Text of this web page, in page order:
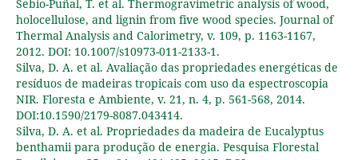
Sebio-Puñal, T. et al. Thermogravimetric analysis of wood,
holocellulose, and lignin from five wood species. Journal of
Thermal Analysis and Calorimetry, v. 109, p. 1163-1167,
2012. DOI: 10.1007/s10973-011-2133-1.
Silva, D. A. et al. Avaliação das propriedades energéticas de
resíduos de madeiras tropicais com uso da espectroscopia
NIR. Floresta e Ambiente, v. 21, n. 4, p. 561-568, 2014.
DOI:10.1590/2179-8087.043414.
Silva, D. A. et al. Propriedades da madeira de Eucalyptus
benthamii para produção de energia. Pesquisa Florestal